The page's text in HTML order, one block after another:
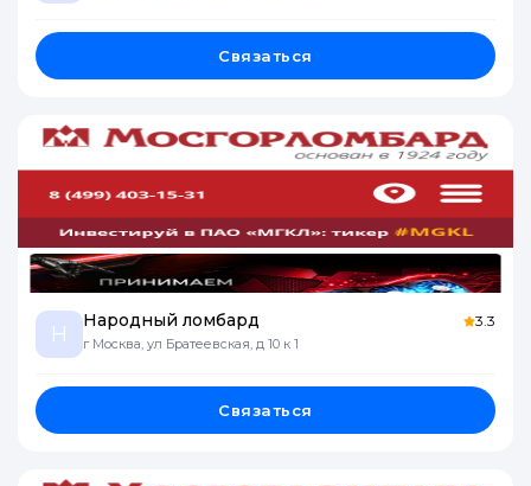
Связаться
Н
Народный ломбард
г Москва, ул Братеевская, д 10 к 1
3.3
Связаться